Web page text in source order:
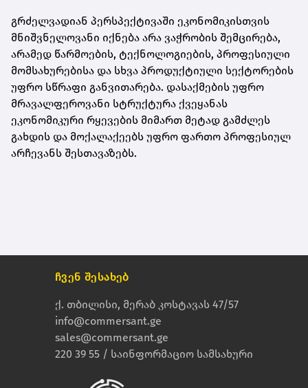
გრძელვადიან პერსპექტივაში ეკონომიკისთვის
მნიშვნელოვანი იქნება არა ვაჭრობის შემცირება,
არამედ წარმოების, ტექნოლოგიების, პროფესიული
მომსახურებისა და სხვა პროდუქტიული სექტორების
უფრო სწრაფი განვითარება. დასაქმების უფრო
მრავალფეროვანი სტრუქტურა ქვეყანას
ეკონომიკური რყევების მიმართ მეტად გამძლეს
გახდის და მოქალაქეებს უფრო ფართო პროფესიულ
არჩევანს შესთავაზებს.
ჩვენ შესახებ
ქ. თბილისი, მერაბ კოსტავას 47/57
info@commersant.ge
sales@commersant.ge
220 39 55 / საინფორმაციო სამსახური